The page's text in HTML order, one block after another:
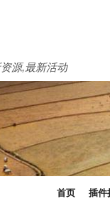
源,最新活动
首页 插件